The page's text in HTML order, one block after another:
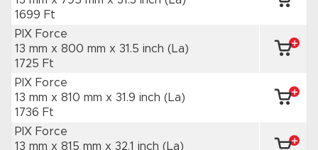
1699 Ft
PIX Force
13 mm x 800 mm x 31.5 inch (La)
1725 Ft
PIX Force
13 mm x 810 mm x 31.9 inch (La)
1736 Ft
PIX Force
13 mm x 815 mm x 32.1 inch (La)